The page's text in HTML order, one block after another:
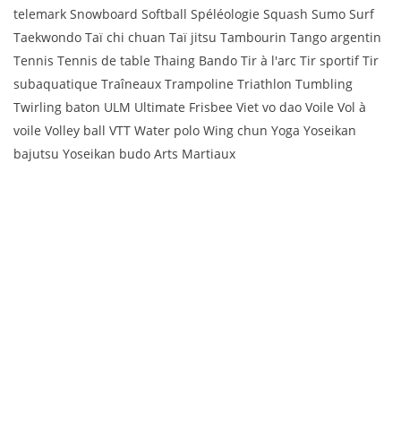
telemark Snowboard Softball Spéléologie Squash Sumo Surf
Taekwondo Taï chi chuan Taï jitsu Tambourin Tango argentin
Tennis Tennis de table Thaing Bando Tir à l'arc Tir sportif Tir
subaquatique Traîneaux Trampoline Triathlon Tumbling
Twirling baton ULM Ultimate Frisbee Viet vo dao Voile Vol à
voile Volley ball VTT Water polo Wing chun Yoga Yoseikan
bajutsu Yoseikan budo Arts Martiaux